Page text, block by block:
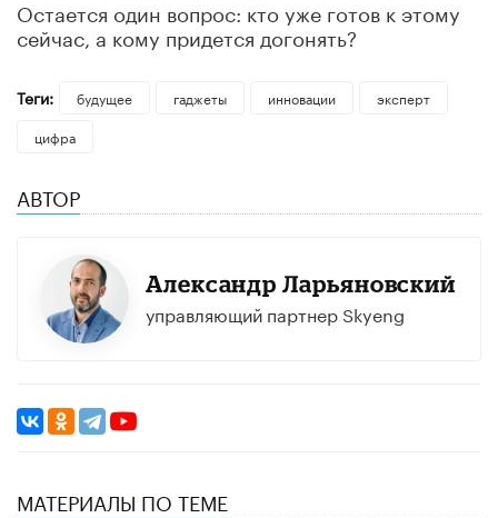
Остается один вопрос: кто уже готов к этому
сейчас, а кому придется догонять?
Теги: будущее гаджеты инновации
эксперт
цифра
АВТОР
Александр Ларьяновский
управляющий партнер Skyeng
МАТЕРИАЛЫ ПО ТЕМЕ